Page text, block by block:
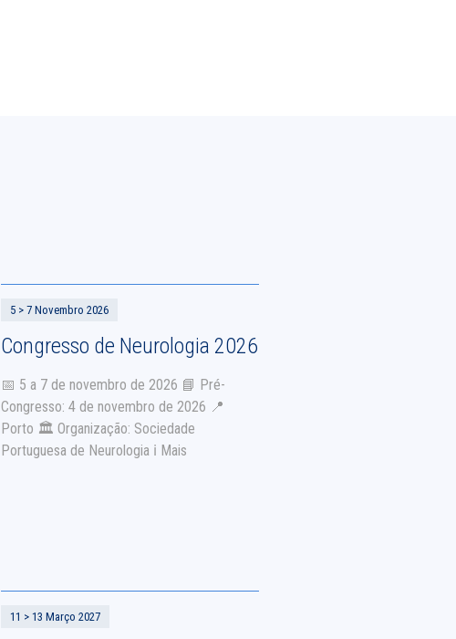
5 > 7 Novembro 2026
Congresso de Neurologia 2026
📅 5 a 7 de novembro de 2026 📘 Pré-
Congresso: 4 de novembro de 2026 📍
Porto 🏛️ Organização: Sociedade
Portuguesa de Neurologia ℹ️ Mais
11 > 13 Março 2027